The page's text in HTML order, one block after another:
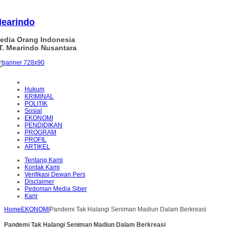
Orang Indonesia
Mearindo Nusantara
Hukum
KRIMINAL
POLITIK
Sosial
EKONOMI
PENDIDIKAN
PROGRAM
PROFIL
ARTIKEL
Tentang Kami
Kontak Kami
Verifikasi Dewan Pers
Disclaimer
Pedoman Media Siber
Karir
Home EKONOMI Pandemi Tak Halangi Seniman Madiun Dalam Berkreasi
Pandemi Tak Halangi Seniman Madiun Dalam Berkreasi